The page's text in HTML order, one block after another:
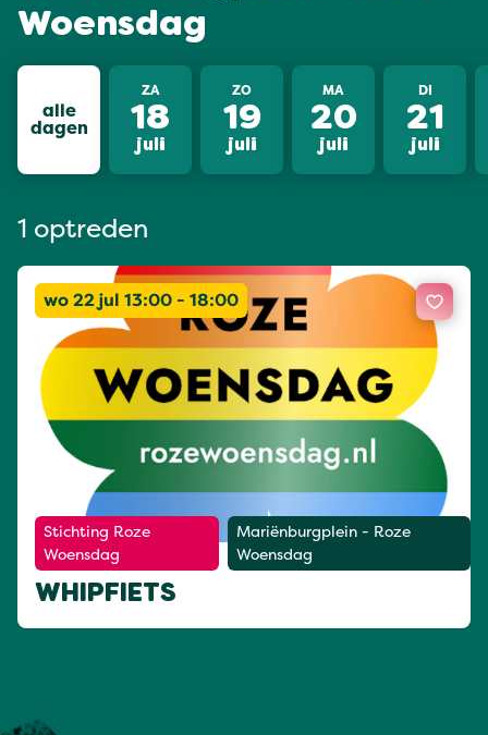
Woensdag
alle
dagen
ZA
18
juli
ZO
19
juli
MA
20
juli
DI
21
juli
1 optreden
wo 22 jul 13:00 - 18:00
Stichting Roze
Woensdag
Mariënburgplein - Roze
Woensdag
WHIPFIETS